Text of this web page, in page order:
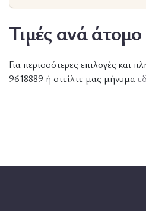
Τιμές ανά άτομο
Για περισσότερες επιλογές και
9618889 ή στείλτε μας μήνυμα